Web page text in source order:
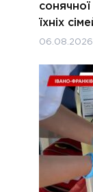
їхніх
06.08.2026